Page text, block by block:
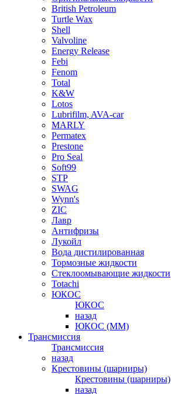
British Petroleum
Turtle Wax
Shell
Valvoline
Energy Release
Febi
Fenom
Total
K&W
Lotos
Lubrifilm, AVA-car
MARLY
Permatex
Prestone
Pro Seal
Soft99
STP
SWAG
Wynn's
ZIC
Лавр
Антифризы
Лукойл
Вода дистилированная
Тормозные жидкости
Стеклоомывающие жидкости
Totachi
ЮКОС
ЮКОС
назад
ЮКОС (ММ)
Трансмиссия
Трансмиссия
назад
Крестовины (шарниры)
Крестовины (шарниры)
назад